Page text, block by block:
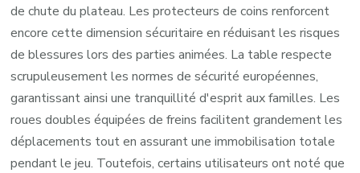
de chute du plateau. Les protecteurs de coins renforcent
encore cette dimension sécuritaire en réduisant les risques
de blessures lors des parties animées. La table respecte
scrupuleusement les normes de sécurité européennes,
garantissant ainsi une tranquillité d'esprit aux familles. Les
roues doubles équipées de freins facilitent grandement les
déplacements tout en assurant une immobilisation totale
pendant le jeu. Toutefois, certains utilisateurs ont noté que